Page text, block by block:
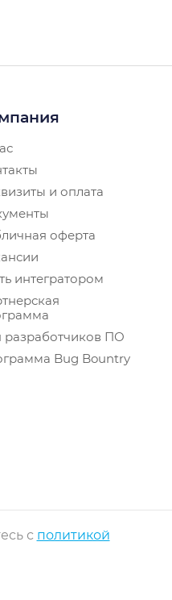
и оплата
оферта
интегратором
разработчиков ПО
Bug Bountry
с политикой